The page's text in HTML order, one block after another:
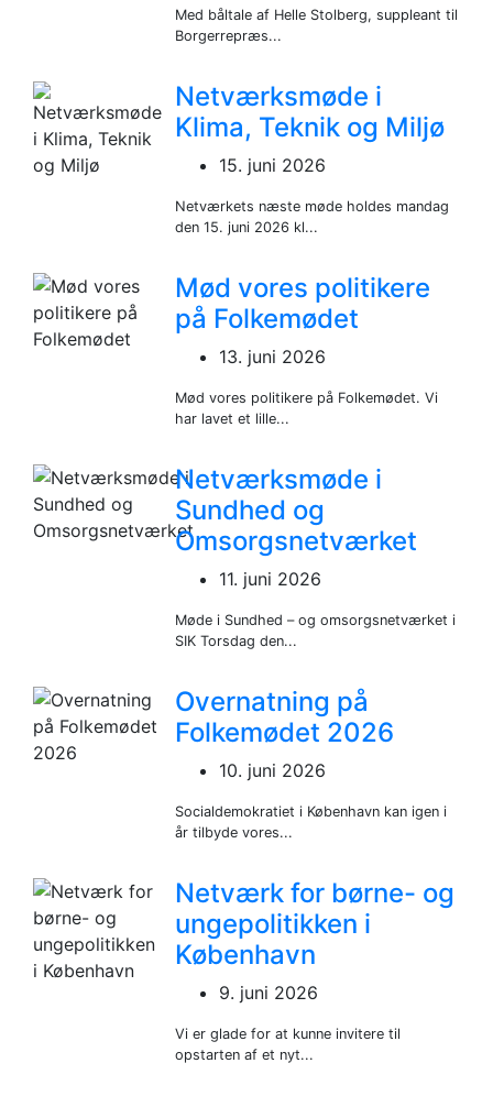
Med båltale af Helle Stolberg, suppleant til
Borgerrepræs...
Netværksmøde i
Klima, Teknik og Miljø
15. juni 2026
Netværkets næste møde holdes mandag
den 15. juni 2026 kl...
Mød vores politikere
på Folkemødet
13. juni 2026
Mød vores politikere på Folkemødet. Vi
har lavet et lille...
Netværksmøde i
Sundhed og
Omsorgsnetværket
11. juni 2026
Møde i Sundhed – og omsorgsnetværket i
SIK Torsdag den...
Overnatning på
Folkemødet 2026
10. juni 2026
Socialdemokratiet i København kan igen i
år tilbyde vores...
Netværk for børne- og
ungepolitikken i
København
9. juni 2026
Vi er glade for at kunne invitere til
opstarten af et nyt...